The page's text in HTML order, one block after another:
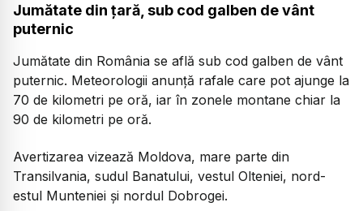
Jumătate din țară, sub cod galben de vânt
puternic
Jumătate din România se află sub cod galben de vânt
puternic. Meteorologii anunță rafale care pot ajunge la
70 de kilometri pe oră, iar în zonele montane chiar la
90 de kilometri pe oră.
Avertizarea vizează Moldova, mare parte din
Transilvania, sudul Banatului, vestul Olteniei, nord-
estul Munteniei și nordul Dobrogei.